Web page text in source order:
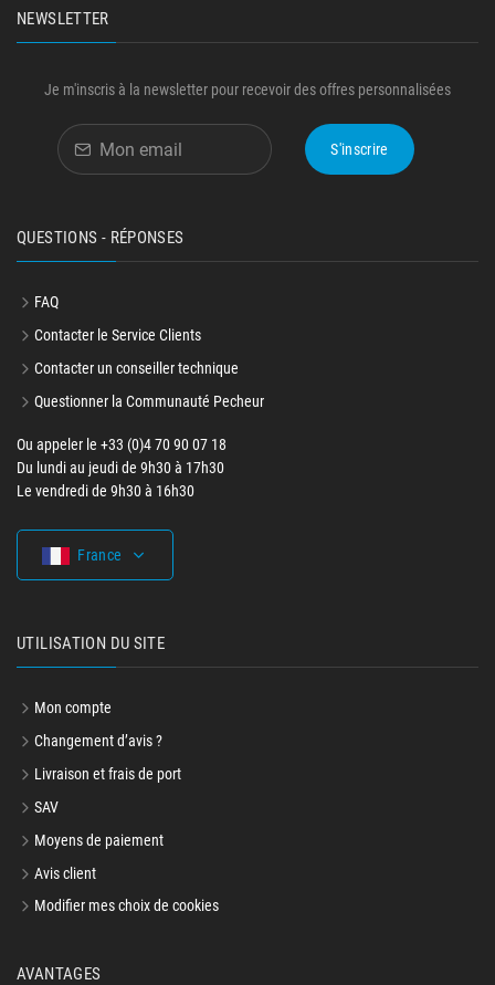
NEWSLETTER
Je m'inscris à la newsletter pour recevoir des offres personnalisées
S'inscrire
QUESTIONS - RÉPONSES
FAQ
Contacter le Service Clients
Contacter un conseiller technique
Questionner la Communauté Pecheur
Ou appeler le +33 (0)4 70 90 07 18
Du lundi au jeudi de 9h30 à 17h30
Le vendredi de 9h30 à 16h30
France
UTILISATION DU SITE
Mon compte
Changement d’avis ?
Livraison et frais de port
SAV
Moyens de paiement
Avis client
Modifier mes choix de cookies
AVANTAGES